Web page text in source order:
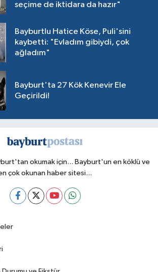
seçime de iktidara da hazır"
Bayburtlu Hatice Köse, Puli'sini
kaybetti: "Evladım gibiydi, çok
ağladım"
Bayburt'ta 27 Kök Kenevir Ele
Geçirildi!
okumak için... Bayburt'un en köklü ve
çok okunan haber sitesi...